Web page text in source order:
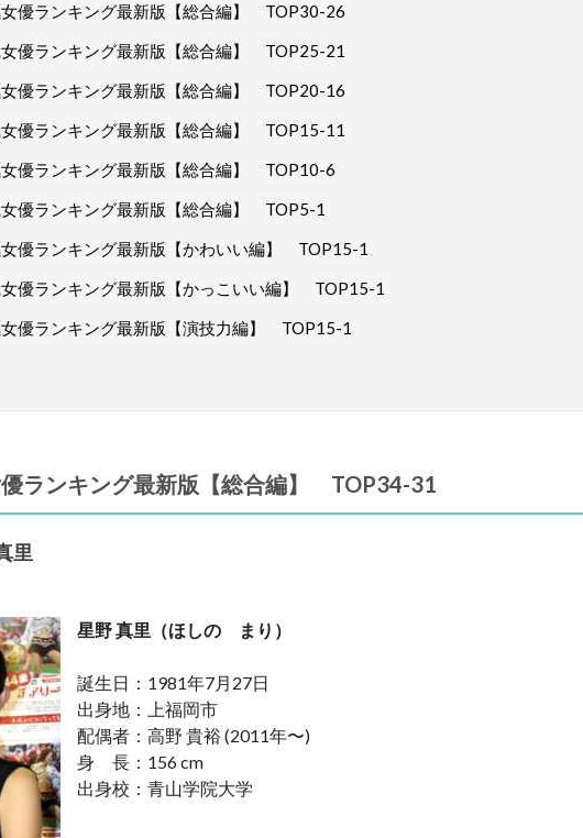
優ランキング最新版【総合編】 TOP30-26
優ランキング最新版【総合編】 TOP25-21
優ランキング最新版【総合編】 TOP20-16
優ランキング最新版【総合編】 TOP15-11
優ランキング最新版【総合編】 TOP10-6
優ランキング最新版【総合編】 TOP5-1
優ランキング最新版【かわいい編】 TOP15-1
優ランキング最新版【かっこいい編】 TOP15-1
優ランキング最新版【演技力編】 TOP15-1
ランキング最新版【総合編】 TOP34-31
里
星野 真里 （ほしの まり）
誕生日： 1981年7月27日
出身地：
上福岡市
配偶者： 高野 貴裕 (2011年〜)
身 長： 156 cm
出身校： 青山学院大学